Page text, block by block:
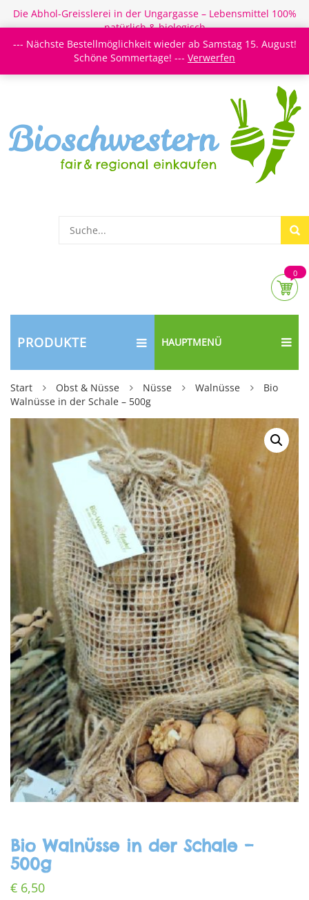
Die Abhol-Greisslerei in der Ungargasse – Lebensmittel 100%
natürlich & biologisch
Login/Register Newsletter Meine Merkzettel
0
PRODUKTE HAUPTMENÜ
Start Obst & Nüsse Nüsse Walnüsse
Bio
Walnüsse in der Schale – 500g
Bio Walnüsse in der Schale –
500g
€ 6,50
--- Nächste Bestellmöglichkeit wieder ab Samstag 15. August!
Schöne Sommertage! --- Verwerfen